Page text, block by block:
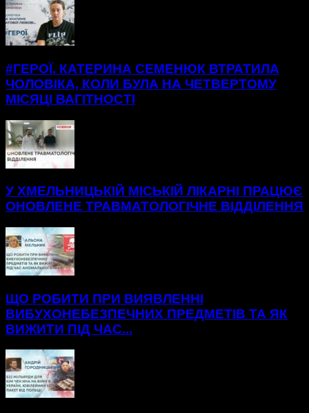
#ГЕРОЇ. КАТЕРИНА СЕМЕНЮК ВТРАТИЛА
ЧОЛОВІКА, КОЛИ БУЛА НА ЧЕТВЕРТОМУ
МІСЯЦІ ВАГІТНОСТІ
У ХМЕЛЬНИЦЬКІЙ МІСЬКІЙ ЛІКАРНІ ПРАЦЮЄ
ОНОВЛЕНЕ ТРАВМАТОЛОГІЧНЕ ВІДДІЛЕННЯ
ЩО РОБИТИ ПРИ ВИЯВЛЕННІ
ВИБУХОНЕБЕЗПЕЧНИХ ПРЕДМЕТІВ ТА ЯК
ВИЖИТИ ПІД ЧАС...